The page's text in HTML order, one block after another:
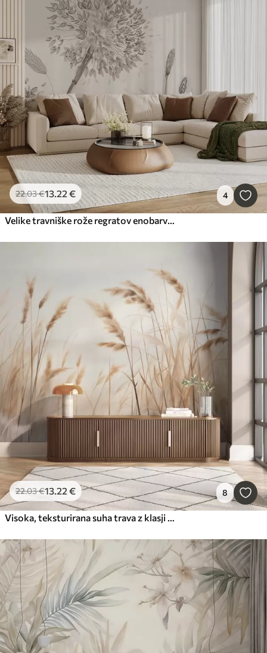
22.03€13.22 € 4
Velike travniške rože regratov enobarvni slog mansarda minimalizem
22.03€13.22 € 8
Visoka, teksturirana suha trava z klasji pšenice na polju pred mehkim, bledim ozadjem